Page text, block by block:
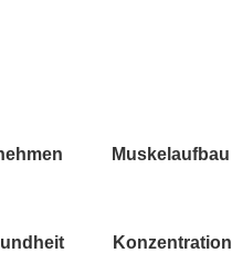
Muskelaufbau
Konzentration